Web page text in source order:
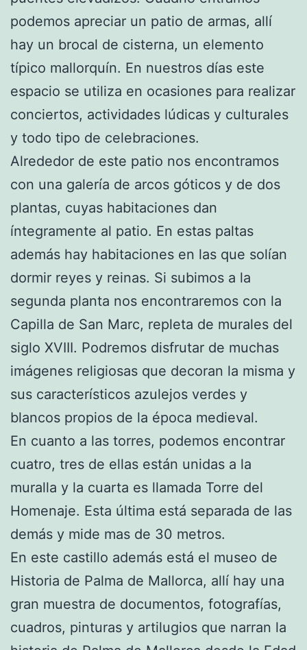
podemos apreciar un patio de armas, allí
hay un brocal de cisterna, un elemento
típico mallorquín. En nuestros días este
espacio se utiliza en ocasiones para realizar
conciertos, actividades lúdicas y culturales
y todo tipo de celebraciones.
Alrededor de este patio nos encontramos
con una galería de arcos góticos y de dos
plantas, cuyas habitaciones dan
íntegramente al patio. En estas paltas
además hay habitaciones en las que solían
dormir reyes y reinas. Si subimos a la
segunda planta nos encontraremos con la
Capilla de San Marc, repleta de murales del
siglo XVIII. Podremos disfrutar de muchas
imágenes religiosas que decoran la misma y
sus característicos azulejos verdes y
blancos propios de la época medieval.
En cuanto a las torres, podemos encontrar
cuatro, tres de ellas están unidas a la
muralla y la cuarta es llamada Torre del
Homenaje. Esta última está separada de las
demás y mide mas de 30 metros.
En este castillo además está el museo de
Historia de Palma de Mallorca, allí hay una
gran muestra de documentos, fotografías,
cuadros, pinturas y artilugios que narran la